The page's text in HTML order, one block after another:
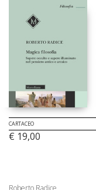
CARTACEO
€ 19,00
Roberto Radice